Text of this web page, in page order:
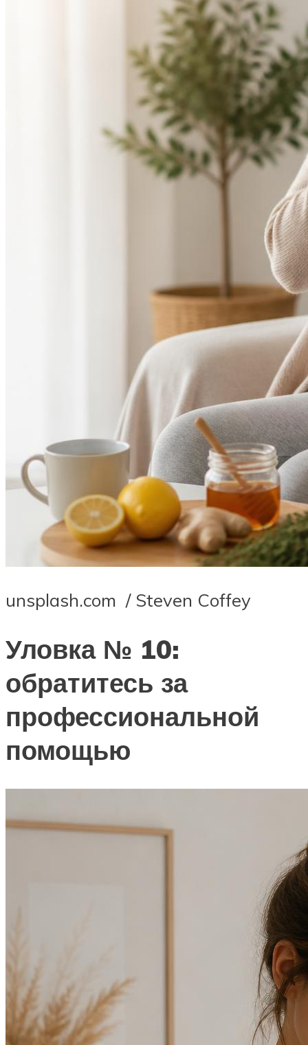
unsplash.com / Steven Coffey
Уловка № 10:
обратитесь за
профессиональной
помощью